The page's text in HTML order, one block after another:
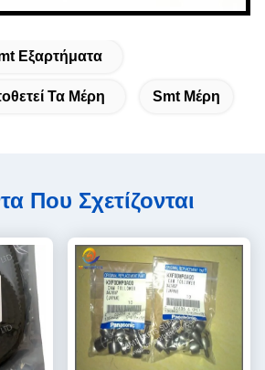
Εξαρτήματα
Τα Μέρη Smt Μέρη
Που Σχετίζονται